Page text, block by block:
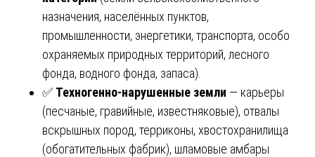
назначения, населённых пунктов,
промышленности, энергетики, транспорта, особо
охраняемых природных территорий, лесного
фонда, водного фонда, запаса).
✅ Техногенно-нарушенные земли — карьеры
(песчаные, гравийные, известняковые), отвалы
вскрышных пород, терриконы, хвостохранилища
(обогатительных фабрик), шламовые амбары